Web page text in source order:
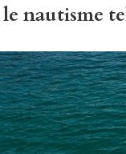
nautisme